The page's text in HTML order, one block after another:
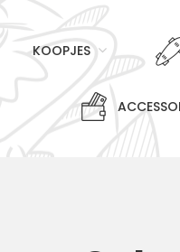
KOOPJES